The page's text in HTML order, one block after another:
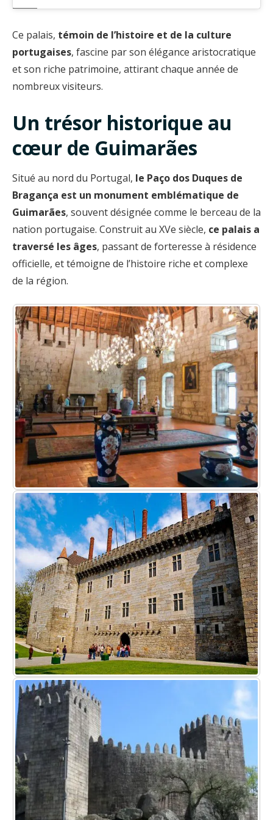
Ce palais, témoin de l’histoire et de la culture
portugaises, fascine par son élégance aristocratique
et son riche patrimoine, attirant chaque année de
nombreux visiteurs.
Un trésor historique au
cœur de Guimarães
Situé au nord du Portugal, le Paço dos Duques de
Bragança est un monument emblématique de
Guimarães, souvent désignée comme le berceau de la
nation portugaise. Construit au XVe siècle, ce palais a
traversé les âges, passant de forteresse à résidence
officielle, et témoigne de l’histoire riche et complexe
de la région.